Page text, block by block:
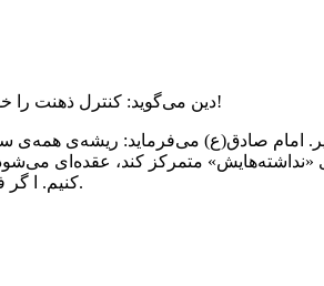
دین می‌گوید: کنترل ذهنت را» بیدار کن!
امام صادق(ع) می‌فرماید: ریشه‌ی همه‌ی
متمرکز کند، عقده‌ای می‌شود.
کنیم. ا گر فکر خودت را رها کنی، هرزگی می‌کند. کنترل ذهن لااقل پنج وجه دارد.